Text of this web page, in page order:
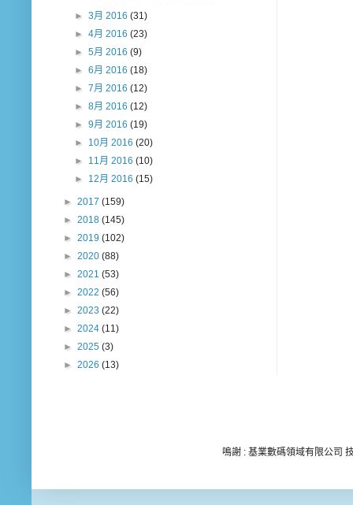
►3月 2016(31)
►4月 2016(23)
►5月 2016(9)
►6月 2016(18)
►7月 2016(12)
►8月 2016(12)
►9月 2016(19)
► 10月 2016(20)
► 11月 2016(10)
► 12月 2016(15)
► 2017 (159)
► 2018 (145)
► 2019 (102)
► 2020 (88)
► 2021 (53)
► 2022 (56)
► 2023 (22)
► 2024 (11)
► 2025 (3)
► 2026 (13)
鳴謝 : 基業數碼領域有限公司